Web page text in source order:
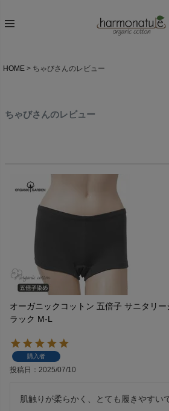
HOME ちゃびさんのレビュー
ちゃびさんのレビュー
オーガニックコットン 五倍子 サニタリ
ラック M-L
購入者
投稿日 2025/07/10
肌触りが柔らかく、とても履きやすい